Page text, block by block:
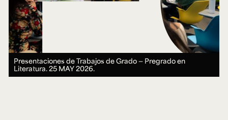
Presentaciones de Trabajos de Grado — Pregrado en
Literatura.25 MAY 2026.